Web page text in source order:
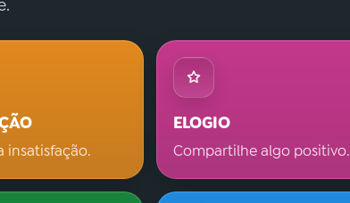
insatisfação.
ELOGIO
Compartilhe algo positivo.